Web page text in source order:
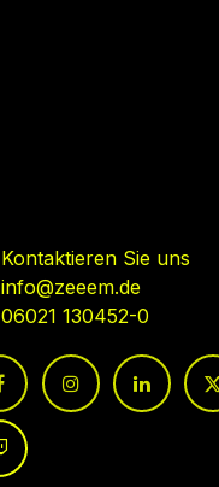
Kontaktieren Sie uns
info@zeeem.de
06021 130452-0